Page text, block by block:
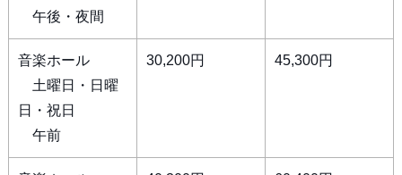
午後・夜間
音楽ホール
土曜日・日曜
日・祝日
午前
30,200円 45,300円